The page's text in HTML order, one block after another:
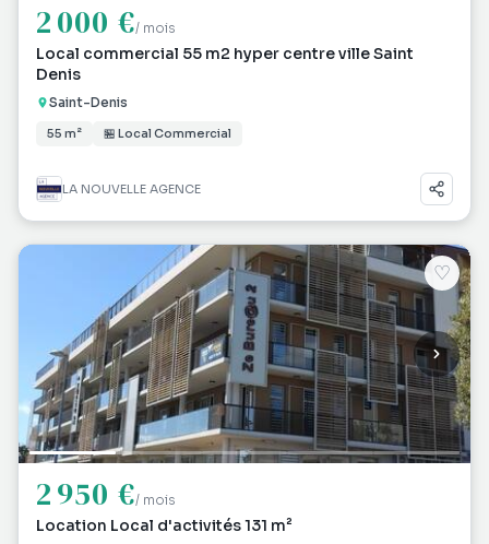
2 000 €/ mois
Local commercial 55 m2 hyper centre ville Saint
Denis
Saint-Denis
55 m² 🏪 Local Commercial
LA NOUVELLE AGENCE
♡
2 950 €/ mois
Location Local d'activités 131 m²